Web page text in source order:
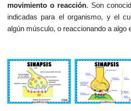
movimiento o reacción. Son
indicadas para el organismo, y el
algún músculo, o reaccionando a algo